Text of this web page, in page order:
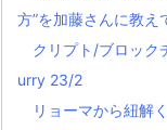
方”を加藤さんに教
クリプト/ブロック
urry 23/2
リョーマから紐解